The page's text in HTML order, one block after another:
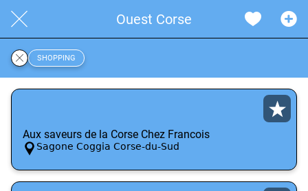
Ouest Corse
SHOPPING
Aux saveurs de la Corse Chez Francois
Sagone Coggia Corse-du-Sud